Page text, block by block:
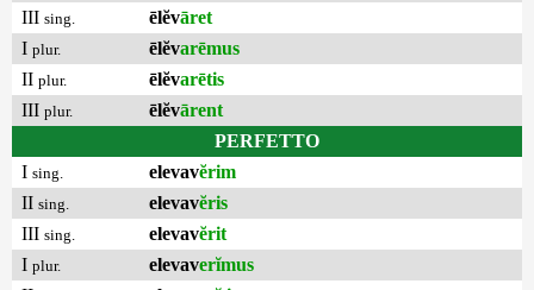
III sing. ēlĕvāret
I plur. ēlĕvarēmus
II plur. ēlĕvarētis
III plur. ēlĕvārent
PERFETTO
I sing. elevavĕrim
II sing. elevavĕris
III sing. elevavĕrit
I plur. elevaverĭmus